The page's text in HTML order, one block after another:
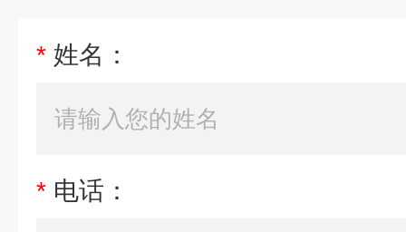
* 姓名：
* 电话：